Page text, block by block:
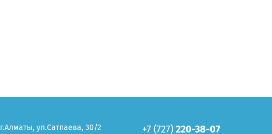
г.Алматы, ул.Сатпаева, 30/2 +7 (727) 220-38-07